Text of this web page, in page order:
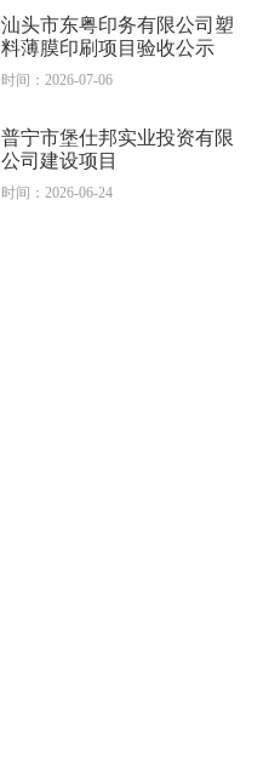
汕头市东粤印务有限公司塑
料薄膜印刷项目验收公示
时间：2026-07-06
普宁市堡仕邦实业投资有限
公司建设项目
时间：2026-06-24